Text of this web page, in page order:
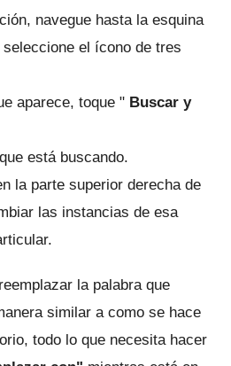
navegue hasta la esquina
el ícono de tres
aparece, toque " Buscar y
está buscando.
la parte superior derecha de
las instancias de esa
la palabra que
similar a como se hace
todo lo que necesita hacer